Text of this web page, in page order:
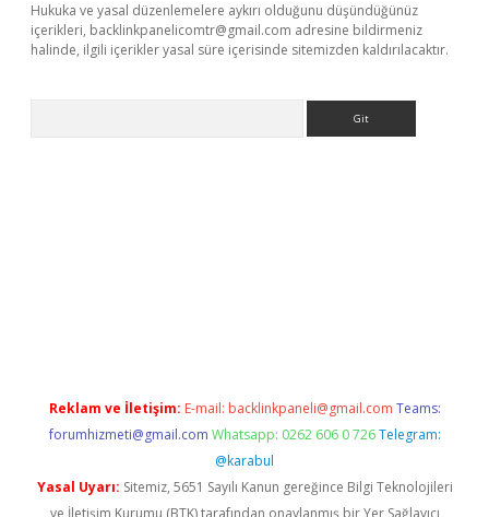
Hukuka ve yasal düzenlemelere aykırı olduğunu düşündüğünüz
içerikleri, backlinkpanelicomtr@gmail.com adresine bildirmeniz
halinde, ilgili içerikler yasal süre içerisinde sitemizden kaldırılacaktır.
Reklam ve İletişim: E-mail: backlinkpaneli@gmail.com Teams:
forumhizmeti@gmail.com Whatsapp: 0262 606 0 726 Telegram:
@karabul
Yasal Uyarı: Sitemiz, 5651 Sayılı Kanun gereğince Bilgi Teknolojileri
ve İletişim Kurumu (BTK) tarafından onaylanmış bir Yer Sağlayıcı